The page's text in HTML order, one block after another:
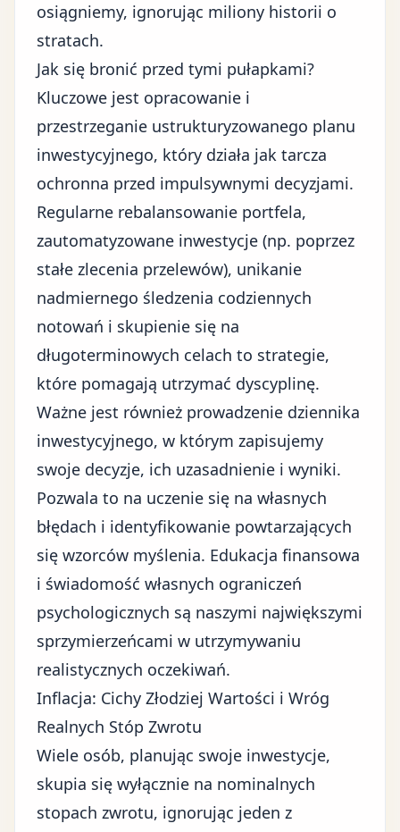
osiągniemy, ignorując miliony historii o
stratach.
Jak się bronić przed tymi pułapkami?
Kluczowe jest opracowanie i
przestrzeganie ustrukturyzowanego planu
inwestycyjnego, który działa jak tarcza
ochronna przed impulsywnymi decyzjami.
Regularne rebalansowanie portfela,
zautomatyzowane inwestycje (np. poprzez
stałe zlecenia przelewów), unikanie
nadmiernego śledzenia codziennych
notowań i skupienie się na
długoterminowych celach to strategie,
które pomagają utrzymać dyscyplinę.
Ważne jest również prowadzenie dziennika
inwestycyjnego, w którym zapisujemy
swoje decyzje, ich uzasadnienie i wyniki.
Pozwala to na uczenie się na własnych
błędach i identyfikowanie powtarzających
się wzorców myślenia. Edukacja finansowa
i świadomość własnych ograniczeń
psychologicznych są naszymi największymi
sprzymierzeńcami w utrzymywaniu
realistycznych oczekiwań.
Inflacja: Cichy Złodziej Wartości i Wróg
Realnych Stóp Zwrotu
Wiele osób, planując swoje inwestycje,
skupia się wyłącznie na nominalnych
stopach zwrotu, ignorując jeden z